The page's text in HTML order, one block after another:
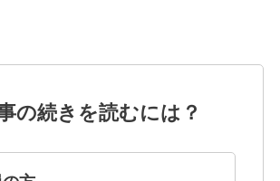
の続きを読むには？